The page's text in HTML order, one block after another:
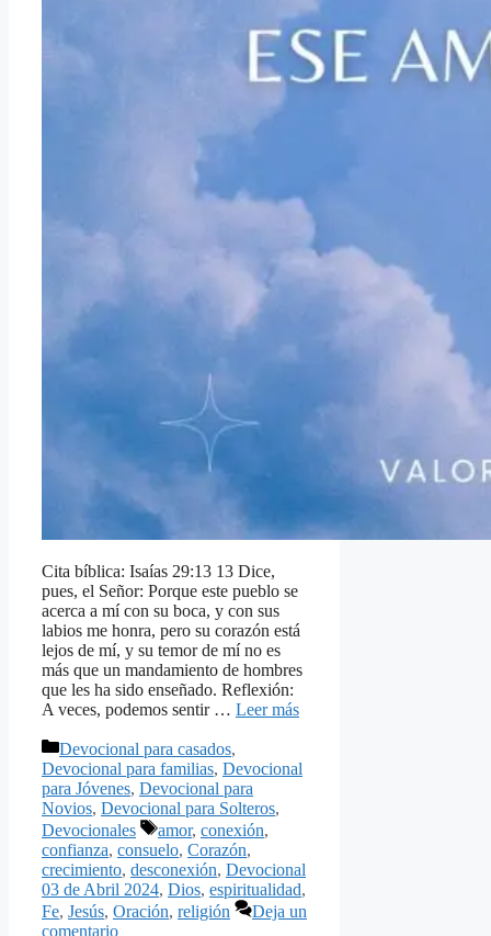
Cita bíblica: Isaías 29:13 13 Dice,
pues, el Señor: Porque este pueblo se
acerca a mí con su boca, y con sus
labios me honra, pero su corazón está
lejos de mí, y su temor de mí no es
más que un mandamiento de hombres
que les ha sido enseñado. Reflexión:
A veces, podemos sentir … Leer más
Categorías
Devocional para casados,
Devocional para familias, Devocional
para Jóvenes, Devocional para
Novios, Devocional para Solteros,
Devocionales
Etiquetas
amor, conexión,
confianza, consuelo, Corazón,
crecimiento, desconexión, Devocional
03 de Abril 2024, Dios, espiritualidad,
Fe, Jesús, Oración, religión
Deja un
comentario